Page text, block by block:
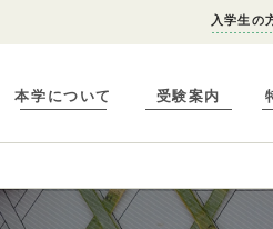
入学生の
本学について 受験案内